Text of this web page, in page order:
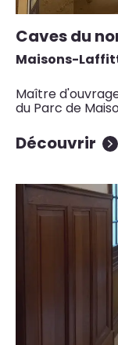
Caves du
Maisons-
Maître
du Parc de
Découvrir